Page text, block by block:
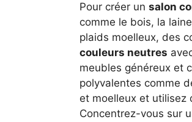
Pour créer un salon
comme le bois, la
plaids moelleux, des
couleurs neutres
meubles généreux et
polyvalentes comme
et moelleux et utilisez
Concentrez-vous sur